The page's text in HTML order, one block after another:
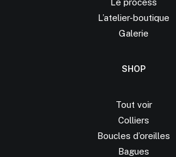
Le process
L’atelier-boutique
Galerie
SHOP
Tout voir
Colliers
Boucles d’oreilles
Bagues